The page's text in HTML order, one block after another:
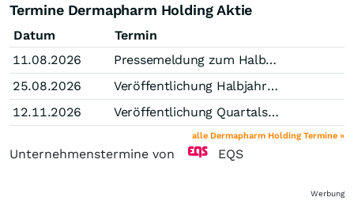
Termine Dermapharm Holding Aktie
Datum
Termin
11.08.2026
Pressemeldung zum Halbjahresfinanzbericht
25.08.2026
Veröffentlichung Halbjahresfinanzbericht
12.11.2026
Veröffentlichung Quartalsmitteilung (Stichtag Q3)
alle Dermapharm Holding Termine »
Unternehmenstermine von EQS
Werbung